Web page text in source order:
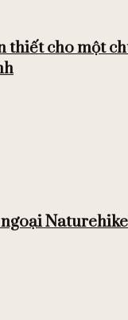
thiết cho một
Naturehike